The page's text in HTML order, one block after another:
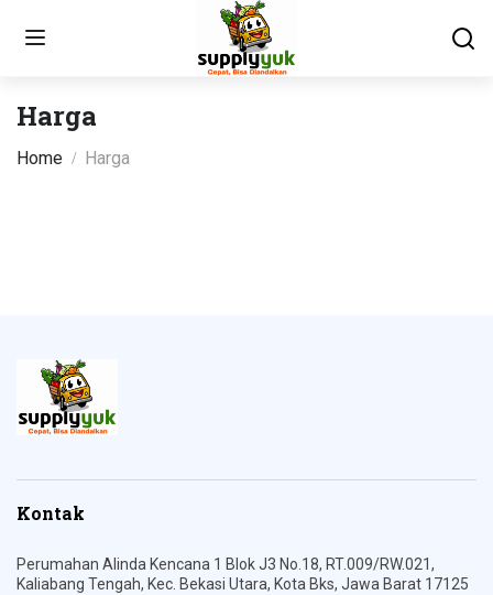
Home Harga
Harga
Kontak
Perumahan Alinda Kencana 1 Blok J3 No.18, RT.009/RW.021,
Kaliabang Tengah, Kec. Bekasi Utara, Kota Bks, Jawa Barat 17125